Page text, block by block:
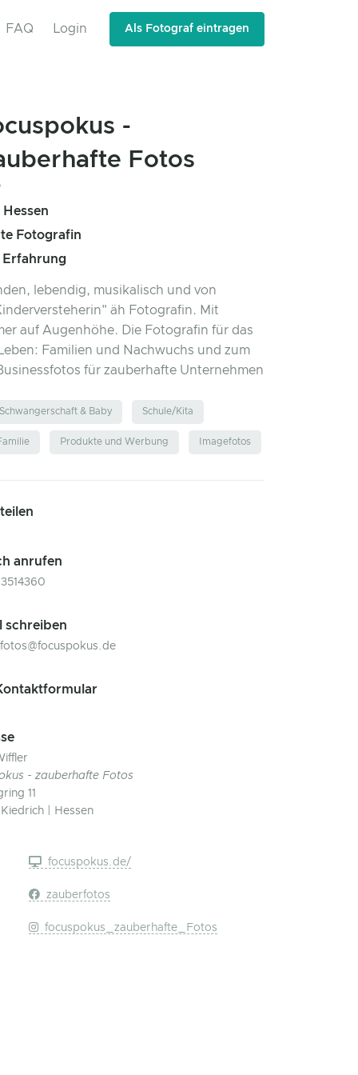
FAQ Login Als Fotograf eintragen
-
Fotos
Fotografin
Erfahrung
lebendig, musikalisch und von
äh Fotografin. Mit
auf Augenhöhe. Die Fotografin für das
Familien und Nachwuchs und zum
für zauberhafte Unternehmen
Schwangerschaft & Baby Schule/Kita
Produkte und Werbung Imagefotos
anrufen
schreiben
- zauberhafte Fotos
11
| Hessen
focuspokus.de/
zauberfotos
focuspokus_zauberhafte_Fotos